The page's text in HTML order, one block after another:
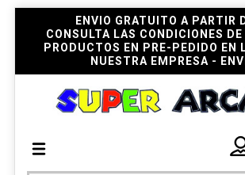
ENVIO GRATUITO A PARTIR
CONSULTA LAS CONDICIONES DE
PRODUCTOS EN PRE-PEDIDO EN
NUESTRA EMPRESA -